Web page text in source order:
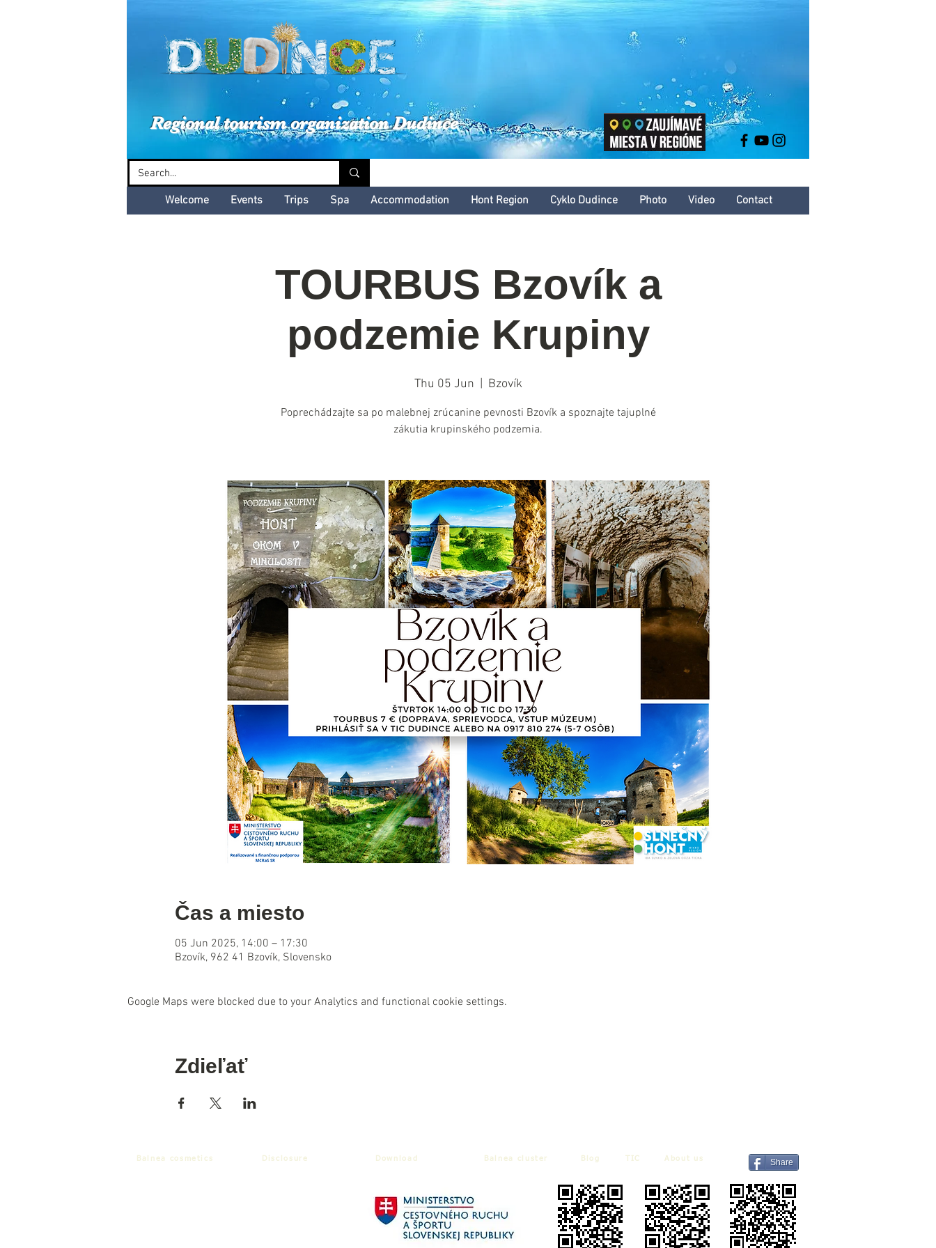
Dudinské kultúrne leto
Regional tourism organization Dudince
Welcome Events Trips Spa Accommodation Hont Region Cyklo Dudince Photo Video Contact
TOURBUS Bzovík a
podzemie Krupiny
Thu 05 Jun Bzovík
Poprechádzajte sa po malebnej zrúcanine pevnosti Bzovík a spoznajte tajuplné
zákutia krupinského podzemia.
Čas a miesto
05 Jun 2025, 14:00 – 17:30
Bzovík, 962 41 Bzovík, Slovensko
Google Maps were blocked due to your Analytics and functional cookie settings.
Zdieľať
Balnea cosmetics Disclosure Download Balnea cluster Blog TIC About us Share